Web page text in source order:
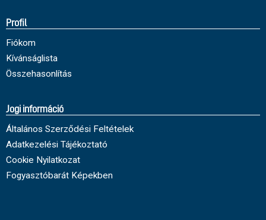
Profil
Fiókom
Kívánságlista
Összehasonlítás
Jogi információ
Általános Szerződési Feltételek
Adatkezelési Tájékoztató
Cookie Nyilatkozat
Fogyasztóbarát Képekben